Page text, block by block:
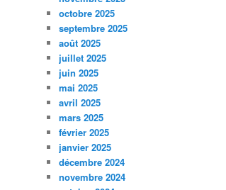
octobre 2025
septembre 2025
août 2025
juillet 2025
juin 2025
mai 2025
avril 2025
mars 2025
février 2025
janvier 2025
décembre 2024
novembre 2024